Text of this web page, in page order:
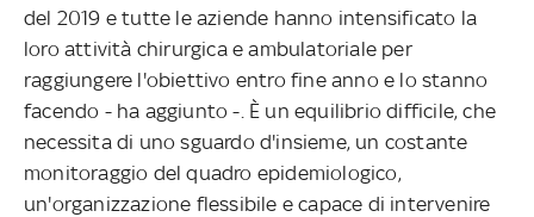
del 2019 e tutte le aziende hanno intensificato la
loro attività chirurgica e ambulatoriale per
raggiungere l'obiettivo entro fine anno e lo stanno
facendo - ha aggiunto -. È un equilibrio difficile, che
necessita di uno sguardo d'insieme, un costante
monitoraggio del quadro epidemiologico,
un'organizzazione flessibile e capace di intervenire